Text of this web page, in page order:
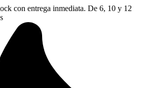
con entrega inmediata. De 6, 10 y 12